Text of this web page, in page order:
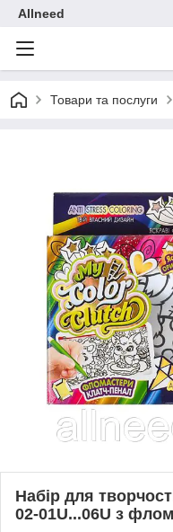
Allneed
Товари та послуги
Набір для
02-01U...06U з